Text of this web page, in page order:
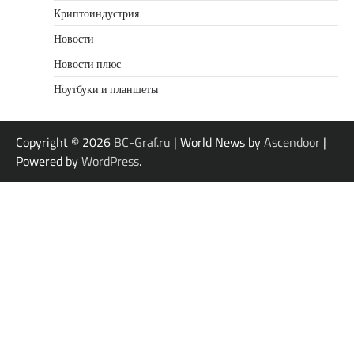
Криптоиндустрия
Новости
Новости плюс
Ноутбуки и планшеты
Copyright © 2026 BC-Graf.ru | World News byAscendoor |
Powered byWordPress.